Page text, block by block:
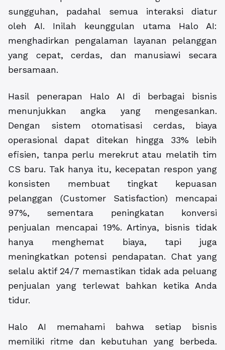
sungguhan, padahal semua interaksi diatur
oleh AI. Inilah keunggulan utama Halo AI:
menghadirkan pengalaman layanan pelanggan
yang cepat, cerdas, dan manusiawi secara
bersamaan.
Hasil penerapan Halo AI di berbagai bisnis
menunjukkan angka yang mengesankan.
Dengan sistem otomatisasi cerdas, biaya
operasional dapat ditekan hingga 33% lebih
efisien, tanpa perlu merekrut atau melatih tim
CS baru. Tak hanya itu, kecepatan respon yang
konsisten membuat tingkat kepuasan
pelanggan (Customer Satisfaction) mencapai
97%, sementara peningkatan konversi
penjualan mencapai 19%. Artinya, bisnis tidak
hanya menghemat biaya, tapi juga
meningkatkan potensi pendapatan. Chat yang
selalu aktif 24/7 memastikan tidak ada peluang
penjualan yang terlewat bahkan ketika Anda
tidur.
Halo AI memahami bahwa setiap bisnis
memiliki ritme dan kebutuhan yang berbeda.